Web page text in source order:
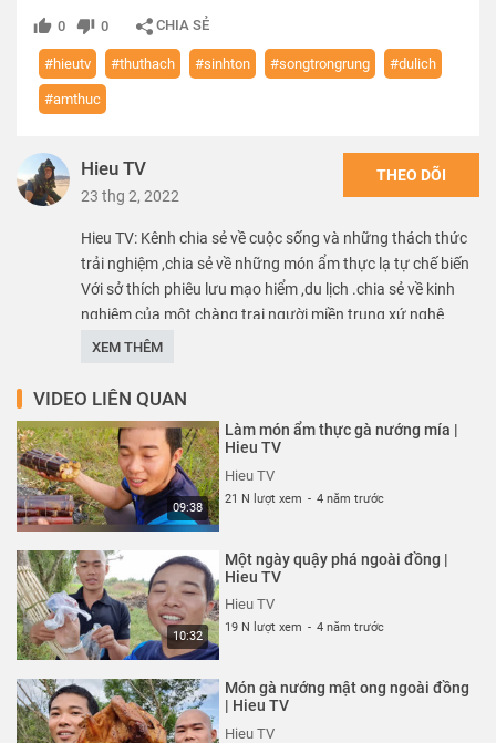
0 0 CHIA SẺ
#hieutv #thuthach #sinhton #songtrongrung #dulich
#amthuc
Hieu TV
23 thg 2, 2022
THEO DÕI
Hieu TV: Kênh chia sẻ về cuộc sống và những thách thức
trải nghiệm ,chia sẻ về những món ẩm thực lạ tự chế biến
Với sở thích phiêu lưu mạo hiểm ,du lịch .chia sẻ về kinh
nghiệm của một chàng trai người miền trung xứ nghệ
Những kỹ năng sinh tồn ,cách sinh tồn ,sống trong rừng
Thể loại :REVIEW - TRẢI NGHIỆM
XEM THÊM
VIDEO LIÊN QUAN
09:38
Làm món ẩm thực gà nướng mía |
Hieu TV
Hieu TV
21 N lượt xem - 4 năm trước
10:32
Một ngày quậy phá ngoài đồng |
Hieu TV
Hieu TV
19 N lượt xem - 4 năm trước
Món gà nướng mật ong ngoài đồng
| Hieu TV
Hieu TV